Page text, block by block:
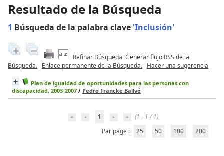
Resultado de la Búsqueda
1 Búsqueda de la palabra clave 'Inclusión'
Refinar Búsqueda Generar flujo RSS de la
Búsqueda. Enlace permanente de la Búsqueda. Hacer una sugerencia
Plan de igualdad de oportunidades para las personas con
discapacidad, 2003-2007 / Pedro Francke Ballvé
1
(1 - 1 / 1)
Par page :
25 50 100 200